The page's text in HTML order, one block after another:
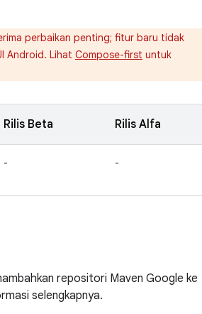
perbaikan penting; fitur baru tidak
Android. Lihat Compose-first untuk
Rilis Beta Rilis Alfa
- -
repositori Maven Google ke
selengkapnya.